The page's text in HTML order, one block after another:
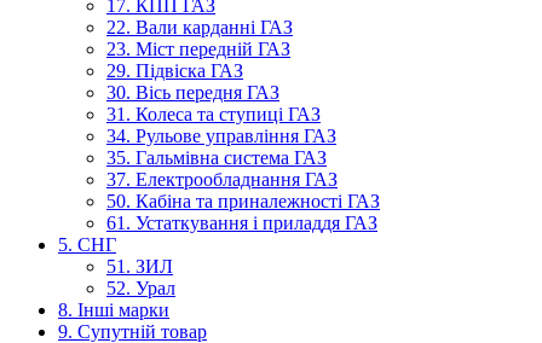
17. КПП ГАЗ
22. Вали карданні ГАЗ
23. Міст передній ГАЗ
29. Підвіска ГАЗ
30. Вісь передня ГАЗ
31. Колеса та ступиці ГАЗ
34. Рульове управління ГАЗ
35. Гальмівна система ГАЗ
37. Електрообладнання ГАЗ
50. Кабіна та приналежності ГАЗ
61. Устаткування і приладдя ГАЗ
5. СНГ
51. ЗИЛ
52. Урал
8. Інші марки
9. Супутній товар